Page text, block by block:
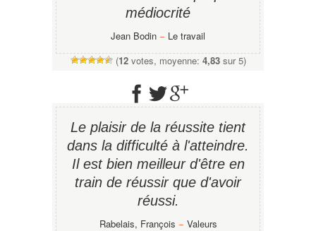
médiocrité
Jean Bodin − Le travail
(12votes, moyenne: 4,83sur 5)
Le plaisir de la réussite tient
dans la difficulté à l'atteindre.
Il est bien meilleur d'être en
train de réussir que d'avoir
réussi.
Rabelais, François − Valeurs